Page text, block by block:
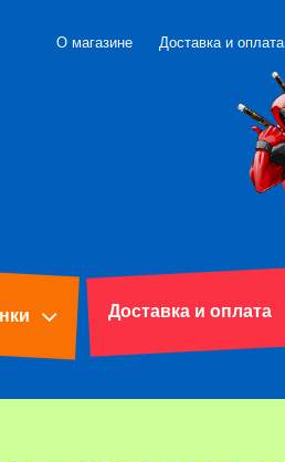
О магазине Доставка и оплата
Доставка и оплата